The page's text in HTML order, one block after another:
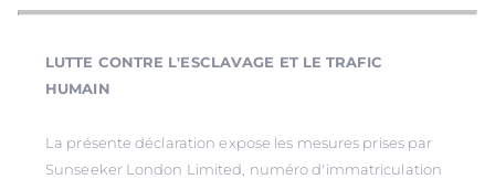
LUTTE CONTRE L'ESCLAVAGE ET LE TRAFIC
HUMAIN
La présente déclaration expose les mesures prises par
Sunseeker London Limited, numéro d'immatriculation